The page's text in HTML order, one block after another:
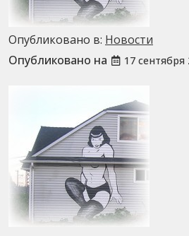
Опубликовано в: Новости
Опубликовано на
17 сентября